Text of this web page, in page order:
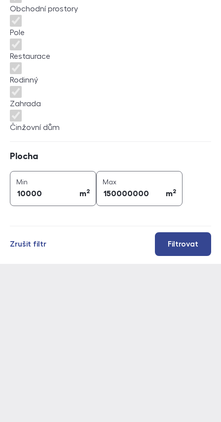
Obchodní prostory
Pole
Restaurace
Rodinný
Zahrada
Činžovní dům
Plocha
Min
m2
Maxplocha (
m2
Filtrovat
Zrušit filtr